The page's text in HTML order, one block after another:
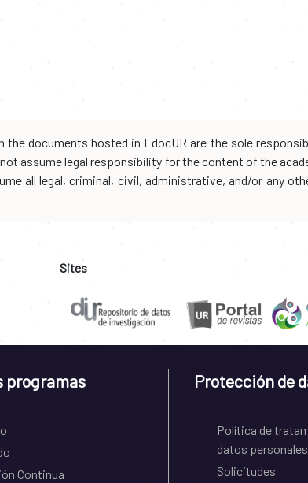
the documents hosted in EdocUR are the sole
assume legal responsibility for the content of the
all legal, criminal, civil, administrative, and/or any
Sites
programas
Continua
Protección de
Política de
datos personales
Solicitudes